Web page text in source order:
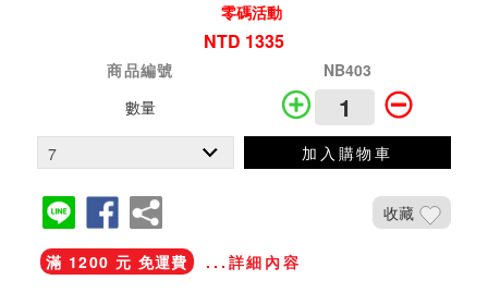
零碼活動
NTD 1335
商品編號
NB403
數量
加入購物車
收藏
滿 1200 元 免運費
...詳細內容